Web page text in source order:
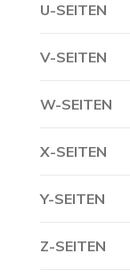
U-SEITEN
V-SEITEN
W-SEITEN
X-SEITEN
Y-SEITEN
Z-SEITEN